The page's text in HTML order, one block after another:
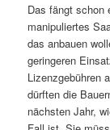
Das fängt schon
manipuliertes
das anbauen
geringeren
Lizenzgebühren
dürften die
nächsten Jahr,